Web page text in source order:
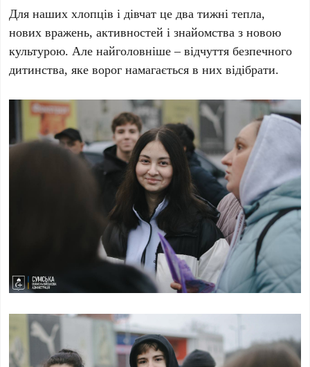
Для наших хлопців і дівчат це два тижні тепла,
нових вражень, активностей і знайомства з новою
культурою. Але найголовніше – відчуття безпечного
дитинства, яке ворог намагається в них відібрати.